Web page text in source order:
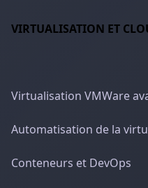
VIRTUALISATION ET
Virtualisation VMWare
Automatisation de la
Conteneurs et DevOps